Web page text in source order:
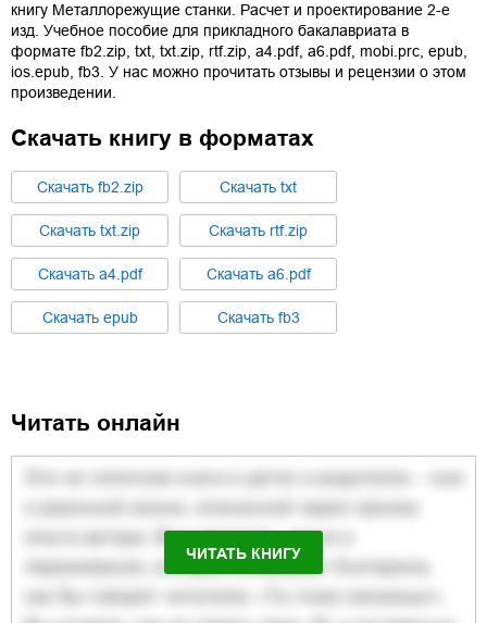
книгу Металлорежущие станки. Расчет и проектирование 2-е
изд. Учебное пособие для прикладного бакалавриата в
формате fb2.zip txt txt.zip rtf.zip a4.pdf, a6.pdf, mobi.prc epub
ios.epub fb3 . У нас можно прочитать отзывы и рецензии о этом
произведении.
Скачать книгу в форматах
Cкачать fb2.zip Cкачать txt
Cкачать txt.zip Cкачать rtf.zip
Cкачать a4.pdf Cкачать a6.pdf
Cкачать epub Cкачать fb3
Читать онлайн
ЧИТАТЬ КНИГУ